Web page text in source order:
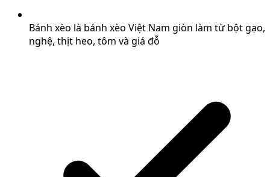
Bánh xèo là bánh xèo Việt Nam giòn làm từ bột gạo,
nghệ, thịt heo, tôm và giá đỗ